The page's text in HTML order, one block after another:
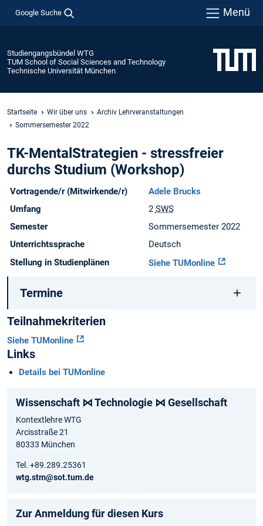
Google Suche Menü
Studiengangsbündel WTG
TUM School of Social Sciences and Technology
Technische Universität München
Startseite Wir über uns
Archiv Lehrveranstaltungen
Sommersemester 2022
TK-MentalStrategien - stressfreier
durchs Studium (Workshop)
Vortragende/r (Mitwirkende/r)
Adele Brucks
Umfang
2 SWS
Semester
Sommersemester 2022
Unterrichtssprache
Deutsch
Stellung in Studienplänen
Siehe TUMonline
Termine
Teilnahmekriterien
Siehe TUMonline
Links
Details bei TUMonline
Wissenschaft ⋈ Technologie ⋈ Gesellschaft
Kontextlehre WTG
Arcisstraße 21
80333 München
Tel. +89.289.25361
wtg.stm@sot.tum.de
Zur Anmeldung für diesen Kurs